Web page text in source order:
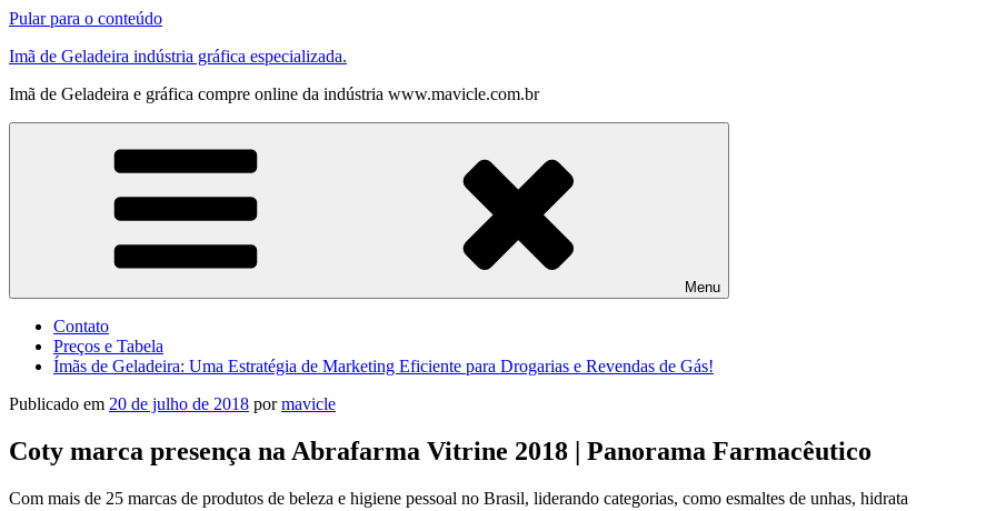
Pular para o conteúdo
Imã de Geladeira indústria gráfica especializada.
Imã de Geladeira e gráfica compre online da indústria www.mavicle.com.br
Menu
Contato
Preços e Tabela
Ímãs de Geladeira: Uma Estratégia de Marketing Eficiente para Drogarias e Revendas de Gás!
Publicado em 20 de julho de 2018 pormavicle
Coty marca presença na Abrafarma Vitrine 2018 | Panorama Farmacêutico
Com mais de 25 marcas de produtos de beleza e higiene pessoal no Brasil, liderando categorias, como esmaltes de unhas, hidrata